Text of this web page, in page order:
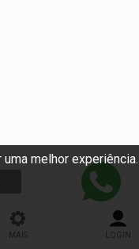
melhor experiência.
MAIS LOGIN